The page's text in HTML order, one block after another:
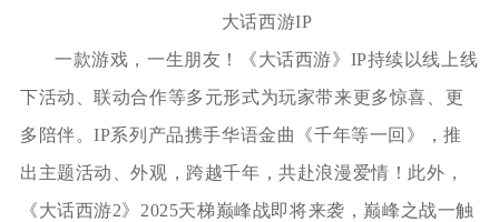
大话西游IP
一款游戏，一生朋友！《大话西游》IP持续以线上线
下活动、联动合作等多元形式为玩家带来更多惊喜、更
多陪伴。IP系列产品携手华语金曲《千年等一回》，推
出主题活动、外观，跨越千年，共赴浪漫爱情！此外，
《大话西游2》2025天梯巅峰战即将来袭，巅峰之战一触